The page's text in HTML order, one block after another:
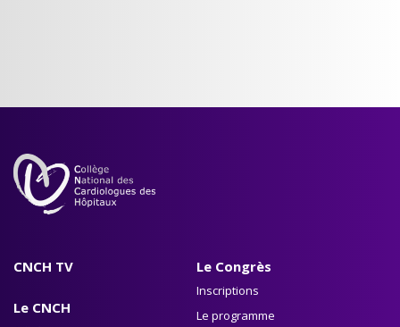
CNCH TV
Le CNCH
Le Congrès
Inscriptions
Le programme